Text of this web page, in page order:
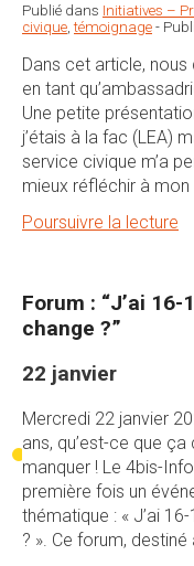
Publié dans Initiatives –
civique ,témoignage -
Dans cet article,
en tant
Une petite
j’étais à la fac (LEA)
service civique m’a
mieux réfléchir à mon
Poursuivre la lecture
Forum : “J’ai
change ?”
22 janvier
Mercredi 22 janvier
ans, qu’est-ce que
manquer ! Le 4bis-
première fois un
thématique : « J’ai
? ». Ce forum, destiné